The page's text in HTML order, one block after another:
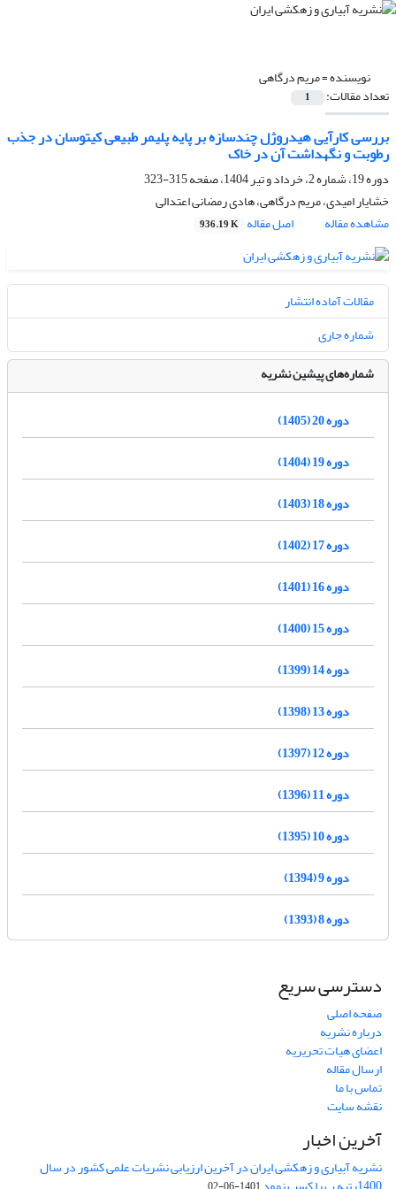
نویسنده =مریم درگاهی
تعداد مقالات: 1
بررسی کارآیی هیدروژل چندسازه بر پایه پلیمر طبیعی کیتوسان در جذب
رطوبت و نگهداشت آن در خاک
دوره 19، شماره 2، خرداد و تیر 1404، صفحه
315-323
خشایار امیدی، مریم درگاهی، هادی رمضانی اعتدالی
مشاهده مقاله
اصل مقاله 936.19 K
مقالات آماده انتشار
شماره جاری
شماره‌های پیشین نشریه
دوره 20 (1405)
دوره 19 (1404)
دوره 18 (1403)
دوره 17 (1402)
دوره 16 (1401)
دوره 15 (1400)
دوره 14 (1399)
دوره 13 (1398)
دوره 12 (1397)
دوره 11 (1396)
دوره 10 (1395)
دوره 9 (1394)
دوره 8 (1393)
دسترسی سریع
صفحه اصلی
درباره نشریه
اعضای هیات تحریریه
ارسال مقاله
تماس با ما
نقشه سایت
آخرین اخبار
نشریه آبیاری و زهکشی ایران در آخرین ارزیابی نشریات علمی کشور در سال